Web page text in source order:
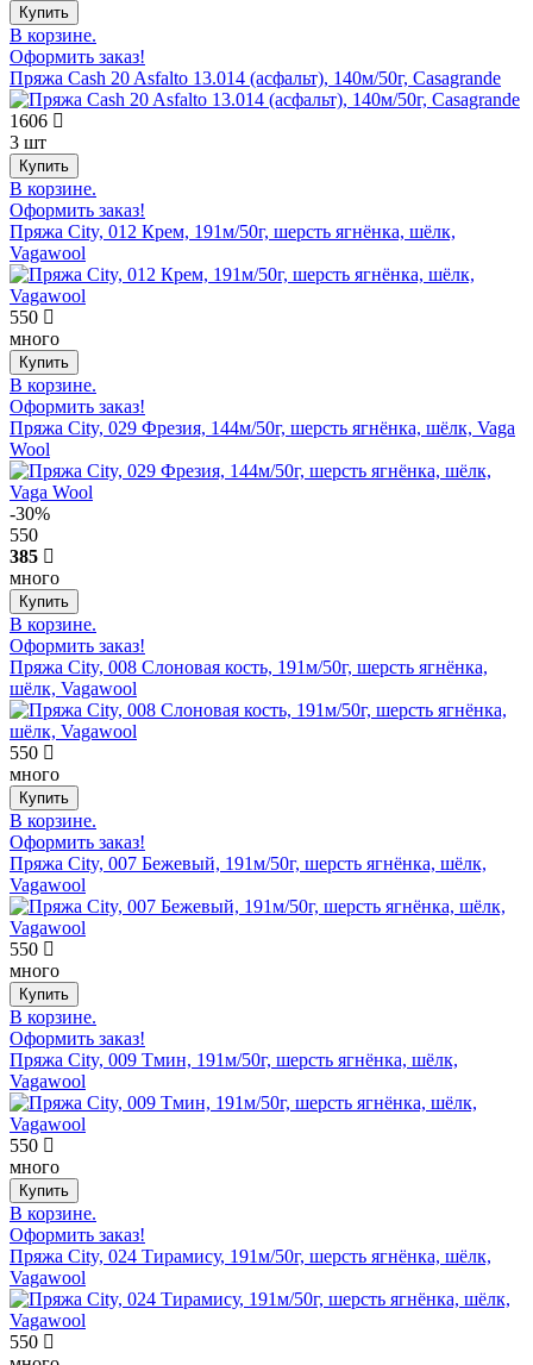
В корзине.
Оформить заказ!
Пряжа Cash 20 Asfalto 13.014 (асфальт), 140м/50г, Casagrande
1606
3 шт
В корзине.
Оформить заказ!
Пряжа City, 012 Крем, 191м/50г, шерсть ягнёнка, шёлк,
Vagawool
550
много
В корзине.
Оформить заказ!
Пряжа City, 029 Фрезия, 144м/50г, шерсть ягнёнка, шёлк, Vaga
Wool
-30%
550
385
много
В корзине.
Оформить заказ!
Пряжа City, 008 Слоновая кость, 191м/50г, шерсть ягнёнка,
шёлк, Vagawool
550
много
В корзине.
Оформить заказ!
Пряжа City, 007 Бежевый, 191м/50г, шерсть ягнёнка, шёлк,
Vagawool
550
много
В корзине.
Оформить заказ!
Пряжа City, 009 Тмин, 191м/50г, шерсть ягнёнка, шёлк,
Vagawool
550
много
В корзине.
Оформить заказ!
Пряжа City, 024 Тирамису, 191м/50г, шерсть ягнёнка, шёлк,
Vagawool
550